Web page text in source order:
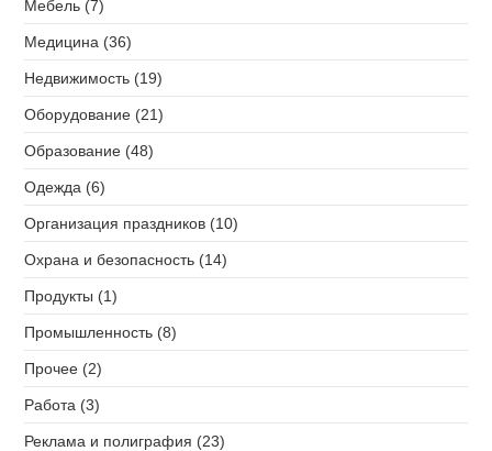
Мебель (7)
Медицина (36)
Недвижимость (19)
Оборудование (21)
Образование (48)
Одежда (6)
Организация праздников (10)
Охрана и безопасность (14)
Продукты (1)
Промышленность (8)
Прочее (2)
Работа (3)
Реклама и полиграфия (23)